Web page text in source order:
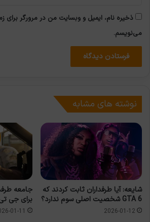
ذخیره نام، ایمیل و وبسایت من در مرورگر برای
می‌نویسم.
نوشته های مشابه
شایعه: آیا طرفداران ثابت کردند که
GTA 6 شخصیت اصلی سوم ندارد؟
2026-01-12
برای جی تی ای ۶
01-11